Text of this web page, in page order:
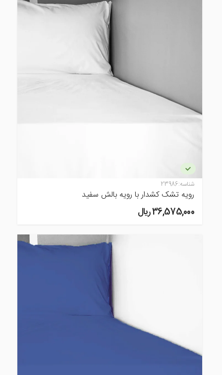
شناسه:23986
رویه تشک کشدار با رویه بالش سفید
36,575,000 ريال